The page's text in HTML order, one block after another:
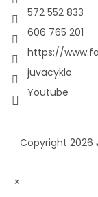
572 552 833
606 765 201
https://
juvacyklo
Youtube
Copyright 2026
×